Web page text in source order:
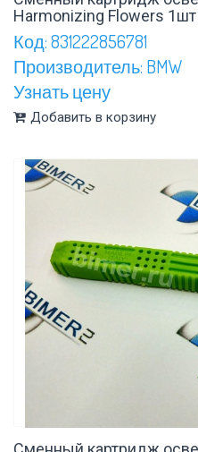
Harmonizing Flowers
Код: 831222856781
Производитель: BMW
Узнать цену
Добавить в корзину